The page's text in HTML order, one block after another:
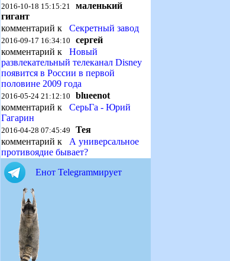
2016-10-18 15:15:21 маленький
гигант
комментарий к Секретный завод
2016-09-17 16:34:10 сергей
комментарий к Новый
развлекательный телеканал Disney
появится в России в первой
половине 2009 года
2016-05-24 21:12:10 blueenot
комментарий к СерьГа - Юрий
Гагарин
2016-04-28 07:45:49 Тея
комментарий к А универсальное
противоядие бывает?
Енот Telegramмирует